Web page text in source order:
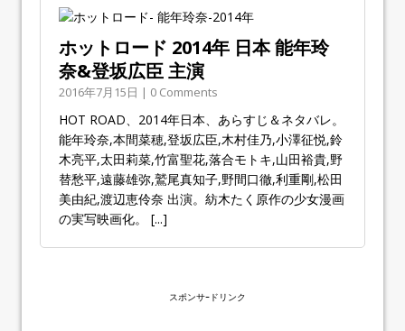
ホットロード 2014年 日本 能年玲
奈&登坂広臣 主演
2016年7月15日 | 0 Comments
HOT ROAD、2014年日本、あらすじ＆ネタバレ。
能年玲奈,本間菜穂,登坂広臣,木村佳乃,小澤征悦,鈴
木亮平,太田莉菜,竹富聖花,落合モトキ,山田裕貴,野
替愁平,遠藤雄弥,鷲尾真知子,野間口徹,利重剛,松田
美由紀,渡辺恵伶奈 出演。紡木たく原作の少女漫画
の実写映画化。 [...]
スポンサｰドリンク